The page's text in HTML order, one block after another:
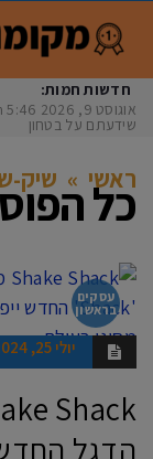
חדשות חמות:
אוגוסט 9, 2026
5:46 pm
שידעתם על בטחון
ראשי » שיק- כל
עסקים
בראשון
יולי 25, 2024